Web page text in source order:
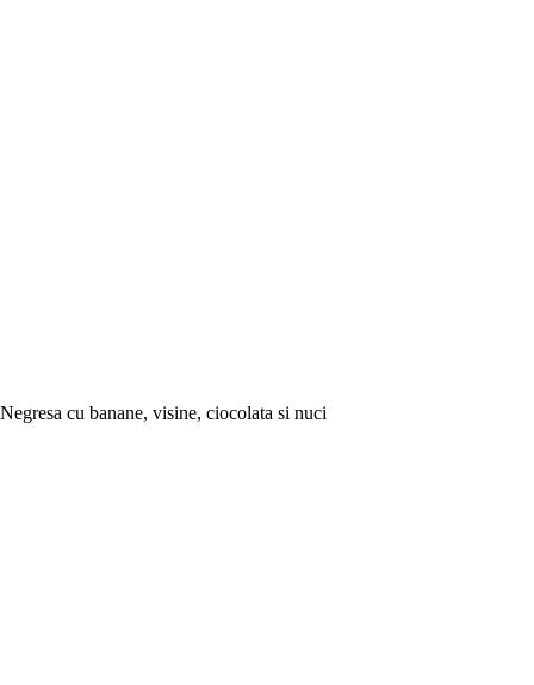
Negresa cu banane, visine, ciocolata si nuci